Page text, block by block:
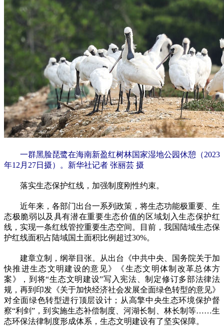
一群黑脸琵鹭在海南新盈红树林国家湿地公园休憩（2023
年12月27日摄）。新华社记者 张丽芸 摄
落实生态保护红线，加强制度刚性约束。
近年来，各部门出台一系列政策，将生态功能极重要、生
态极脆弱以及具有潜在重要生态价值的区域划入生态保护红
线，实现一条红线管控重要生态空间。目前，我国陆域生态保
护红线面积占陆域国土面积比例超过30%。
建章立制，纲举目张。从出台《中共中央、国务院关于加
快推进生态文明建设的意见》《生态文明体制改革总体方
案》，到将“生态文明建设”写入宪法、制定修订多部法律法
规，再到印发《关于加快经济社会发展全面绿色转型的意见》
对全面绿色转型进行顶层设计；从高擎中央生态环境保护督
察“利剑”，到实施生态补偿制度、河湖长制、林长制等……生
态环保法律制度形成体系，生态文明建设有了坚实保障。